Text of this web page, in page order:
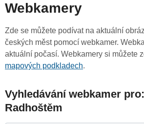
Webkamery
Zde se můžete podívat na aktuální
českých měst pomocí webkamer.
aktuální počasí. Webkamery si můžete
mapových podkladech.
Vyhledávání webkamer
Radhoštěm